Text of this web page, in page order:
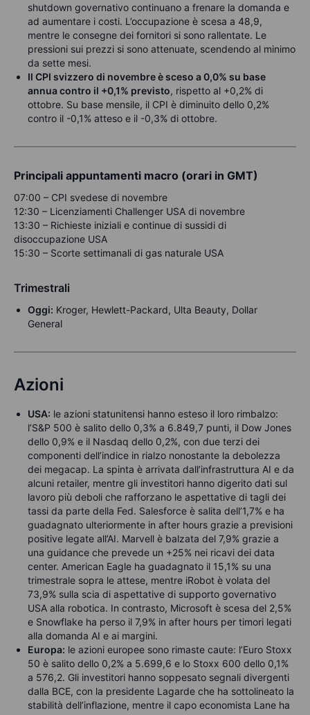
shutdown governativo continuano a frenare la domanda e
ad aumentare i costi. L’occupazione è scesa a 48,9,
mentre le consegne dei fornitori si sono rallentate. Le
pressioni sui prezzi si sono attenuate, scendendo al minimo
da sette mesi.
Il CPI svizzero di novembre è sceso a 0,0% su base
annua contro il +0,1% previsto, rispetto al +0,2% di
ottobre. Su base mensile, il CPI è diminuito dello 0,2%
contro il -0,1% atteso e il -0,3% di ottobre.
Principali appuntamenti macro (orari in GMT)
07:00 – CPI svedese di novembre
12:30 – Licenziamenti Challenger USA di novembre
13:30 – Richieste iniziali e continue di sussidi di
disoccupazione USA
15:30 – Scorte settimanali di gas naturale USA
Trimestrali
Oggi: Kroger, Hewlett-Packard, Ulta Beauty, Dollar
General
Azioni
USA: le azioni statunitensi hanno esteso il loro rimbalzo:
l’S&P 500 è salito dello 0,3% a 6.849,7 punti, il Dow Jones
dello 0,9% e il Nasdaq dello 0,2%, con due terzi dei
componenti dell’indice in rialzo nonostante la debolezza
dei megacap. La spinta è arrivata dall’infrastruttura AI e da
alcuni retailer, mentre gli investitori hanno digerito dati sul
lavoro più deboli che rafforzano le aspettative di tagli dei
tassi da parte della Fed. Salesforce è salita dell’1,7% e ha
guadagnato ulteriormente in after hours grazie a previsioni
positive legate all’AI. Marvell è balzata del 7,9% grazie a
una guidance che prevede un +25% nei ricavi dei data
center. American Eagle ha guadagnato il 15,1% su una
trimestrale sopra le attese, mentre iRobot è volata del
73,9% sulla scia di aspettative di supporto governativo
USA alla robotica. In contrasto, Microsoft è scesa del 2,5%
e Snowflake ha perso il 7,9% in after hours per timori legati
alla domanda AI e ai margini.
Europa: le azioni europee sono rimaste caute: l’Euro Stoxx
50 è salito dello 0,2% a 5.699,6 e lo Stoxx 600 dello 0,1%
a 576,2. Gli investitori hanno soppesato segnali divergenti
dalla BCE, con la presidente Lagarde che ha sottolineato la
stabilità dell’inflazione, mentre il capo economista Lane ha